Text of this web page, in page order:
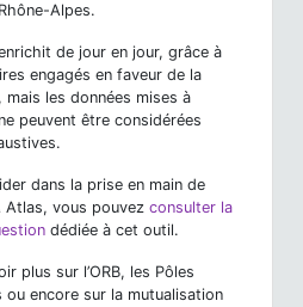
Alpes.
de jour en jour, grâce à
engagés en faveur de la
mais les données mises à
peuvent être considérées
dans la prise en main de
Atlas, vous pouvez consulter la
dédiée à cet outil.
plus sur l’ORB, les Pôles
ou encore sur la mutualisation